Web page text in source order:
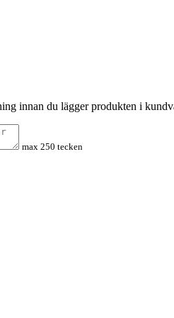
innan du lägger produkten i
max 250 tecken